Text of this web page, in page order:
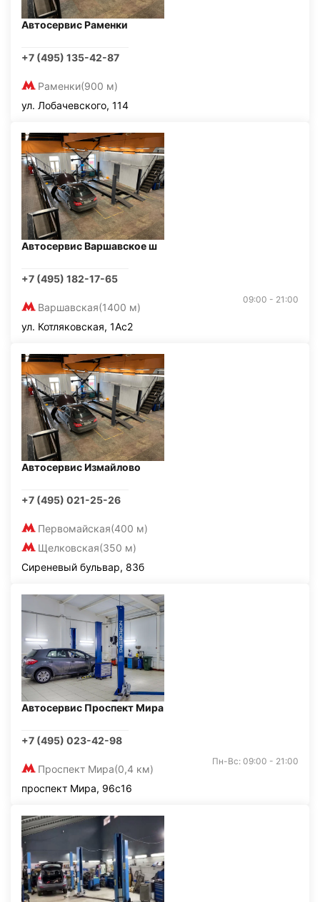
Автосервис Раменки
+7 (495) 135-42-87
Раменки(900 м)
ул. Лобачевского, 114
Автосервис Варшавское ш
+7 (495) 182-17-65
Варшавская(1400 м)
09:00 - 21:00
ул. Котляковская, 1Ас2
Автосервис Измайлово
+7 (495) 021-25-26
Первомайская(400 м)
Щелковская(350 м)
Сиреневый бульвар, 83б
Автосервис Проспект Мира
+7 (495) 023-42-98
Проспект Мира(0,4 км)
Пн-Вс: 09:00 - 21:00
проспект Мира, 96с16